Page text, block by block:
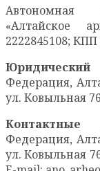
Автономная
«Алтайское
2222845108;
Федерация,
ул. Ковыльная
Контактные
Федерация,
ул. Ковыльная